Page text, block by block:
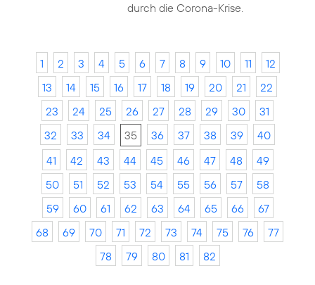
durch die Corona-Krise.
1 2 3 4 5 6 7 8 9 10 11
12
13
14 15 16 17 18 19 20 21
22
23
24 25 26 27 28 29 30
31
32
33 34 35 36 37 38 39
40
41
42 43 44 45 46 47 48
49
50
51 52 53 54 55 56 57
58
59
60 61 62 63 64 65 66
67
68
69 70 71 72 73 74 75 76
77
78
79 80 81 82